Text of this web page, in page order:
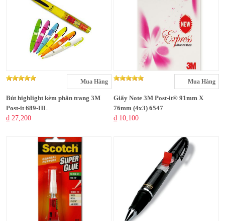
Mua Hàng
Bút highlight kèm phân trang 3M
Post-it 689-HL
₫ 27,200
Mua Hàng
Giấy Note 3M Post-it® 91mm X
76mm (4x3) 6547
₫ 10,100